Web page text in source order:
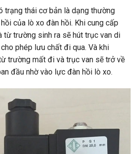
trạng thái cơ bản là dạng thường
của lò xo đàn hồi. Khi cung cấp
từ trường sinh ra sẽ hút trục van di
phép lưu chất đi qua. Và khi
trường mất đi và trục van sẽ trở về
đầu nhờ vào lực đàn hồi lò xo.